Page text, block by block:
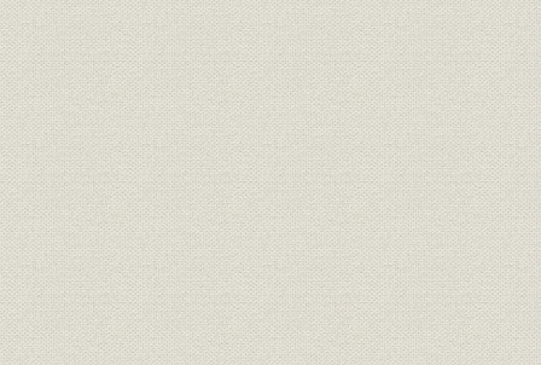
財務・業績
三井鉱山合資会社 明治廿五年下
季営業報告
明治二六
組織 明治二四年 三越呉服店改革書類 明治二四年
組織 三越呉服店改正手続 明治廿五
経営 三越呉服店宛 大元方ヨリ達書 明治二六
組織
三井各商店ヲ合名会社ノ組織ニ
スル事
明治二六